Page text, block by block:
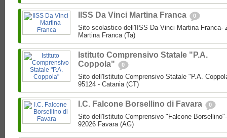
IISS Da Vinci Martina Franca 0
Sito scolastico dell'IISS Da Vinci Martina Franca-
Martina Franca (Ta)
Istituto Comprensivo Statale "P.A.
Coppola"
0
Sito dell'Istituto Comprensivo Statale "P.A.
95124 - Catania (CT)
I.C. Falcone Borsellino di Favara 0
Sito dell'Istituto Comprensivo "Falcone
92026 Favara (AG)